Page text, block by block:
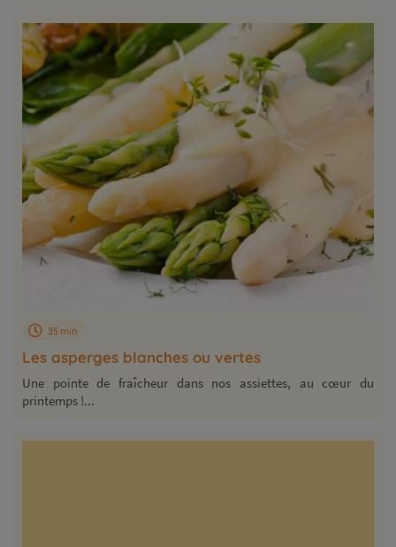
Les asperges blanches ou vertes
35 min
Une pointe de fraîcheur dans nos assiettes, au cœur du
printemps !...